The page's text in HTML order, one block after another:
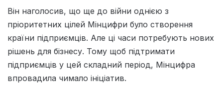
Він наголосив, що ще до війни однією з
пріоритетних цілей Мінцифри було створення
країни підприємців. Але ці часи потребують нових
рішень для бізнесу. Тому щоб підтримати
підприємців у цей складний період, Мінцифра
впровадила чимало ініціатив.